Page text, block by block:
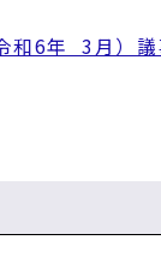
和6年 3月）議